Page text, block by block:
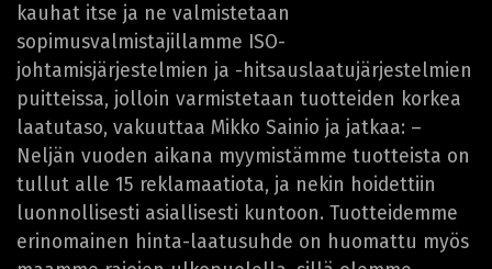
kauhat itse ja ne valmistetaan
sopimusvalmistajillamme ISO-
johtamisjärjestelmien ja -hitsauslaatujärjestelmien
puitteissa, jolloin varmistetaan tuotteiden korkea
laatutaso, vakuuttaa Mikko Sainio ja jatkaa: –
Neljän vuoden aikana myymistämme tuotteista on
tullut alle 15 reklamaatiota, ja nekin hoidettiin
luonnollisesti asiallisesti kuntoon. Tuotteidemme
erinomainen hinta-laatusuhde on huomattu myös